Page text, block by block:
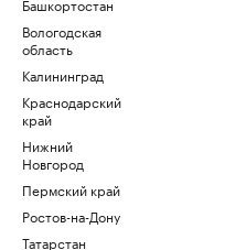
Вологодская
область
Калининград
Краснодарский
край
Нижний
Новгород
Пермский край
Ростов-на-Дону
Татарстан